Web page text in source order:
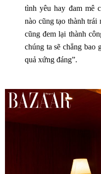
tình yêu hay đam mê
nào cũng tạo thành
cũng đem lại thành
chúng ta sẽ chẳng bao
quả xứng đáng”.